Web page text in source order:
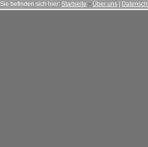
Sie befinden sich hier: Startseite > Über uns